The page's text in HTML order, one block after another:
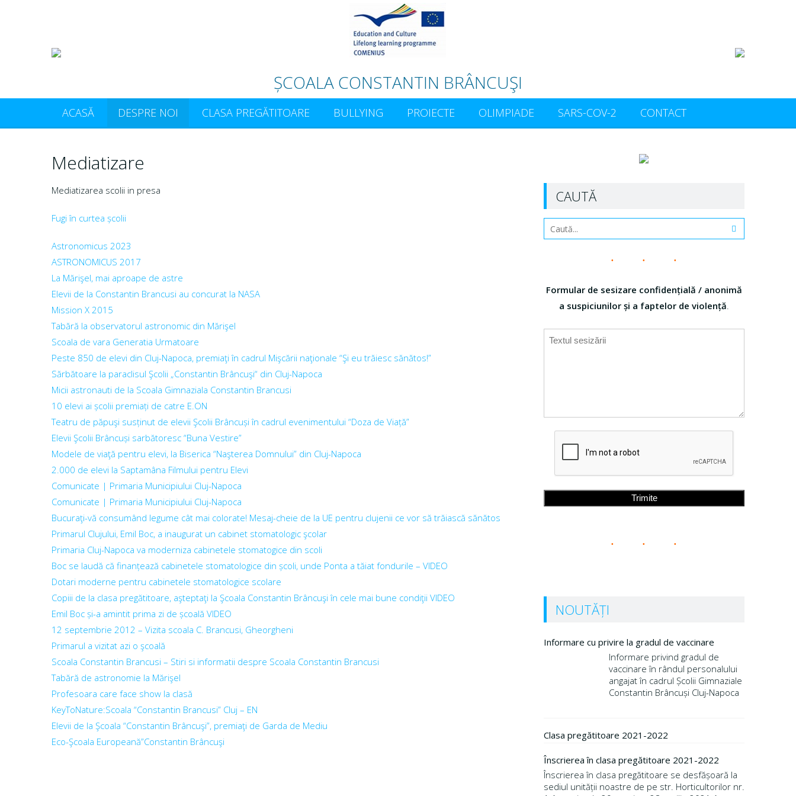
ȘCOALA CONSTANTIN BRÂNCUŞI
ACASĂ DESPRE NOI CLASA PREGĂTITOARE BULLYING PROIECTE OLIMPIADE SARS-COV-2 CONTACT
Mediatizare
Mediatizarea scolii in presa
Fugi în curtea școlii
Astronomicus 2023
ASTRONOMICUS 2017
La Mărişel, mai aproape de astre
Elevii de la Constantin Brancusi au concurat la NASA
Mission X 2015
Tabără la observatorul astronomic din Mărişel
Scoala de vara Generatia Urmatoare
Peste 850 de elevi din Cluj-Napoca, premiaţi în cadrul Mişcării naţionale “Şi eu trăiesc sănătos!”
Sărbătoare la paraclisul Şcolii „Constantin Brâncuşi“ din Cluj-Napoca
Micii astronauti de la Scoala Gimnaziala Constantin Brancusi
10 elevi ai școlii premiați de catre E.ON
Teatru de păpuşi susținut de elevii Şcolii Brâncuși în cadrul evenimentului “Doza de Viață”
Elevii Şcolii Brâncuși sarbătoresc “Buna Vestire”
Modele de viaţă pentru elevi, la Biserica “Naşterea Domnului” din Cluj-Napoca
2.000 de elevi la Saptamâna Filmului pentru Elevi
Comunicate | Primaria Municipiului Cluj-Napoca
Comunicate | Primaria Municipiului Cluj-Napoca
Bucuraţi-vă consumând legume cât mai colorate! Mesaj-cheie de la UE pentru clujenii ce vor să trăiască sănătos
Primarul Clujului, Emil Boc, a inaugurat un cabinet stomatologic şcolar
Primaria Cluj-Napoca va moderniza cabinetele stomatogice din scoli
Boc se laudă că finanțează cabinetele stomatologice din școli, unde Ponta a tăiat fondurile – VIDEO
Dotari moderne pentru cabinetele stomatologice scolare
Copiii de la clasa pregătitoare, aşteptaţi la Şcoala Constantin Brâncuşi în cele mai bune condiţii VIDEO
Emil Boc și-a amintit prima zi de școală VIDEO
12 septembrie 2012 – Vizita scoala C. Brancusi, Gheorgheni
Primarul a vizitat azi o şcoală
Scoala Constantin Brancusi – Stiri si informatii despre Scoala Constantin Brancusi
Tabără de astronomie la Mărişel
Profesoara care face show la clasă
KeyToNature:Scoala “Constantin Brancusi” Cluj – EN
Elevii de la Şcoala “Constantin Brâncuşi”, premiaţi de Garda de Mediu
Eco-Şcoala Europeană”Constantin Brâncuşi
CAUTĂ
Formular de sesizare confidențială / anonimă
a suspiciunilor și a faptelor de violență.
NOUTĂȚI
Informare cu privire la gradul de vaccinare
Informare privind gradul de
vaccinare în rândul personalului
angajat în cadrul Școlii Gimnaziale
Constantin Brâncuși Cluj-Napoca
Clasa pregătitoare 2021-2022
Înscrierea în clasa pregătitoare 2021-2022
Înscrierea în clasa pregătitoare se desfășoară la
sediul unității noastre de pe str. Horticultorilor nr.